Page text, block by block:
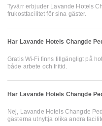
Tyvärr erbjuder Lavande Hotels
frukostfacilitet för sina gäster.
Har Lavande Hotels Changde
Gratis Wi-Fi finns tillgängligt på
både arbete och fritid.
Har Lavande Hotels Changde
Nej, Lavande Hotels Changde
gästerna utnyttja olika andra